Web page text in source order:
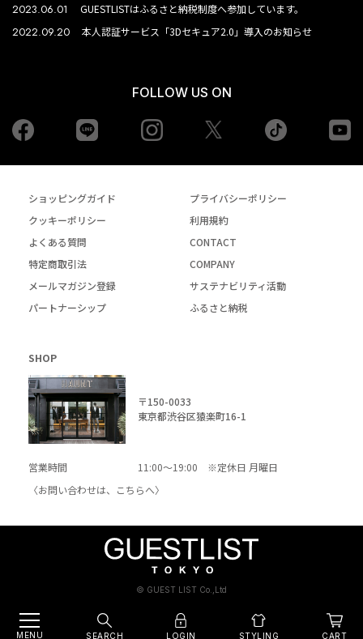
2023.06.01 GUESTLISTはふるさと納税制度へ参加しています。
2022.09.20 本人認証サービス「3Dセキュア2.0」導入のお知らせ
FOLLOW US ON
Facebook Instagram tiktok
ショッピングガイド
プライバシーポリシー
クッキーポリシー
利用規約
よくある質問
CONTACT
特定商取引法
COMPANY
メールマガジン登録
サステナビリティ活動
パートナーシップ
ふるさと納税
SHOP
〒150-0033
東京都渋谷区猿楽町16-1
営業時間
11:00～19:00 ※定休日 月曜日
〈お問い合わせは、
こちらへ〉
© GUEST LIST Co.,Ltd
MENU SEARCH LOGIN STYLING CART